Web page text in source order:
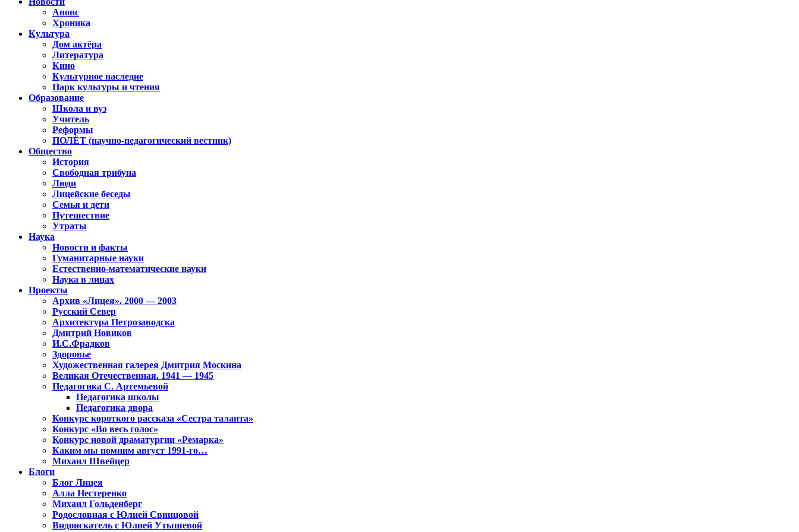
Анонс
Хроника
Культура
Дом актёра
Литература
Кино
Культурное наследие
Парк культуры и чтения
Образование
Школа и вуз
Учитель
Реформы
ПОЛЁТ (научно-педагогический вестник)
Общество
История
Свободная трибуна
Люди
Лицейские беседы
Семья и дети
Путешествие
Утраты
Наука
Новости и факты
Гуманитарные науки
Естественно-математические науки
Наука в лицах
Проекты
Архив «Лицея». 2000 — 2003
Русский Север
Архитектура Петрозаводска
Дмитрий Новиков
И.С.Фрадков
Здоровье
Художественная галерея Дмитрия Москина
Великая Отечественная. 1941 — 1945
Педагогика С. Артемьевой
Педагогика школы
Педагогика двора
Конкурс короткого рассказа «Сестра таланта»
Конкурс «Во весь голос»
Конкурс новой драматургии «Ремарка»
Каким мы помним август 1991-го…
Михаил Швейцер
Блоги
Блог Лицея
Алла Нестеренко
Михаил Гольденберг
Родословная с Юлией Свинцовой
Видоискатель с Юлией Утышевой